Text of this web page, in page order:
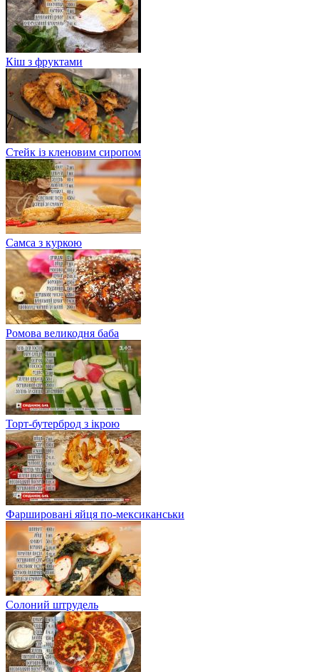
Кіш з фруктами
Стейк із кленовим сиропом
Самса з куркою
Ромова великодня баба
Торт-бутерброд з ікрою
Фаршировані яйця по-мексиканськи
Солоний штрудель